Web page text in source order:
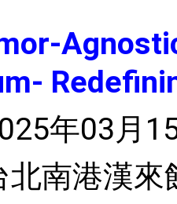
-
年03月
北南港漢來